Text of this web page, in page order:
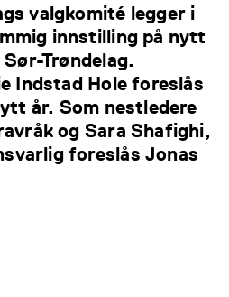
valgkomité legger i
innstilling på nytt
Trøndelag.
Indstad Hole foreslås
år. Som nestledere
og Sara Shafighi,
foreslås Jonas